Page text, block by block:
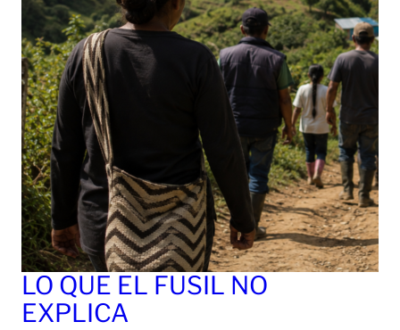
LO QUE EL FUSIL NO
EXPLICA